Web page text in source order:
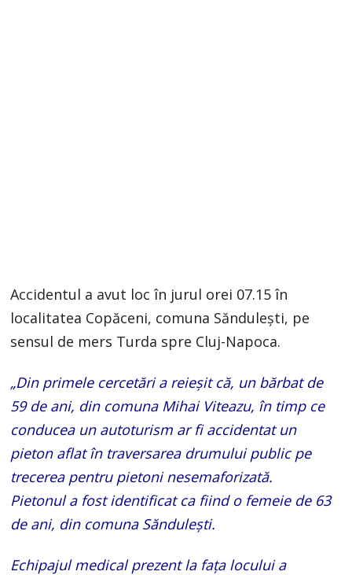
Accidentul a avut loc în jurul orei 07.15 în
localitatea Copăceni, comuna Săndulești, pe
sensul de mers Turda spre Cluj-Napoca.
„Din primele cercetări a reieșit că, un bărbat de
59 de ani, din comuna Mihai Viteazu, în timp ce
conducea un autoturism ar fi accidentat un
pieton aflat în traversarea drumului public pe
trecerea pentru pietoni nesemaforizată.
Pietonul a fost identificat ca fiind o femeie de 63
de ani, din comuna Săndulești.
Echipajul medical prezent la fața locului a